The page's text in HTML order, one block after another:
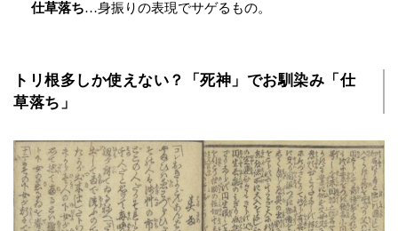
仕草落ち…身振りの表現でサゲるもの。
トリ根多しか使えない？「死神」でお馴染み「仕
草落ち」